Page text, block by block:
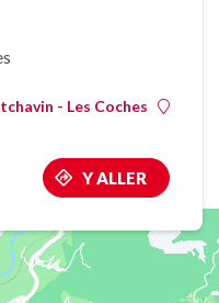
- Les Coches
Y ALLER